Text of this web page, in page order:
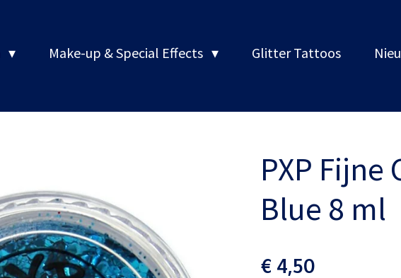
Make-up & Special Effects Glitter Tattoos
PXP Fijne
Blue 8 ml
€ 4,50